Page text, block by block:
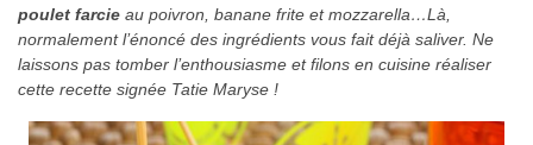
poulet farcie au poivron, banane frite et mozzarella…Là,
normalement l’énoncé des ingrédients vous fait déjà saliver. Ne
laissons pas tomber l’enthousiasme et filons en cuisine réaliser
cette recette signée Tatie Maryse !